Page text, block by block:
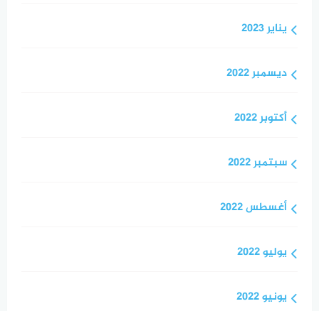
يناير 2023
ديسمبر 2022
أكتوبر 2022
سبتمبر 2022
أغسطس 2022
يوليو 2022
يونيو 2022